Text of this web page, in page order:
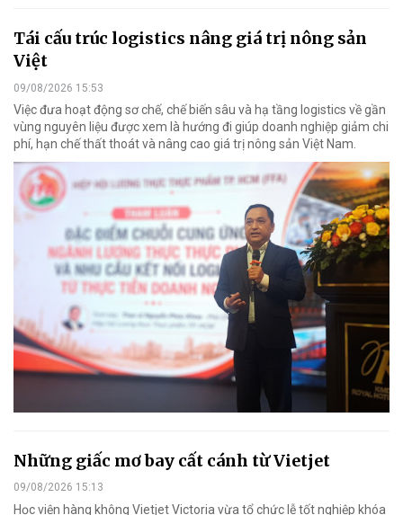
Tái cấu trúc logistics nâng giá trị nông sản
Việt
09/08/2026 15:53
Việc đưa hoạt động sơ chế, chế biến sâu và hạ tầng logistics về gần
vùng nguyên liệu được xem là hướng đi giúp doanh nghiệp giảm chi
phí, hạn chế thất thoát và nâng cao giá trị nông sản Việt Nam.
Những giấc mơ bay cất cánh từ Vietjet
09/08/2026 15:13
Học viện hàng không Vietjet Victoria vừa tổ chức lễ tốt nghiệp khóa